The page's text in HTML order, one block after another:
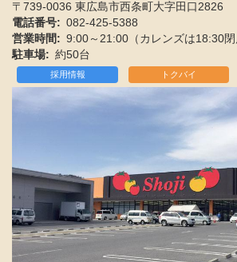
〒739-0036 東広島市西条町大字田口2826
電話番号
082-425-5388
営業時間
9:00～21:00（カレンズは18:30閉
駐車場
約50台
採用情報 トクバイ